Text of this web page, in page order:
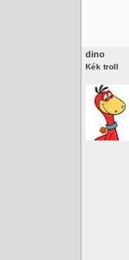
dino
Kék troll